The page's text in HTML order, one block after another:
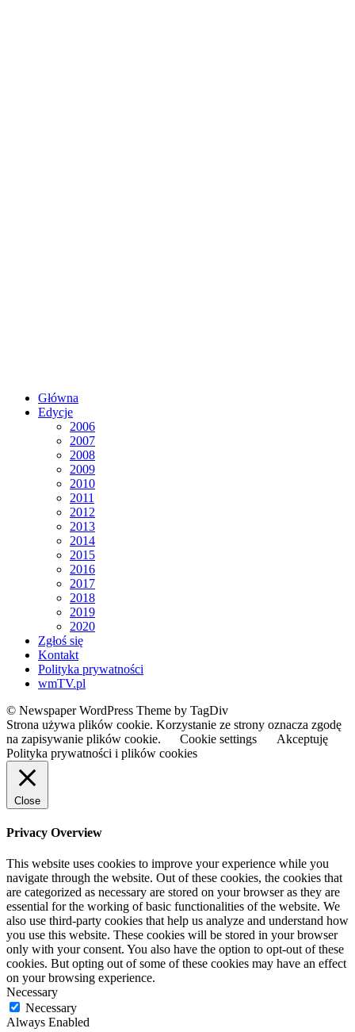
Główna
Edycje
2006
2007
2008
2009
2010
2011
2012
2013
2014
2015
2016
2017
2018
2019
2020
Zgłoś się
Kontakt
Polityka prywatności
wmTV.pl
© Newspaper WordPress Theme by TagDiv
Strona używa plików cookie. Korzystanie ze strony oznacza zgodę
na zapisywanie plików cookie.
Cookie settings
Akceptuję
Polityka prywatności i plików cookies
Close
Privacy Overview
This website uses cookies to improve your experience while you
navigate through the website. Out of these cookies, the cookies that
are categorized as necessary are stored on your browser as they are
essential for the working of basic functionalities of the website. We
also use third-party cookies that help us analyze and understand how
you use this website. These cookies will be stored in your browser
only with your consent. You also have the option to opt-out of these
cookies. But opting out of some of these cookies may have an effect
on your browsing experience.
Necessary
Necessary
Always Enabled